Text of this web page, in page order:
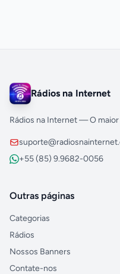
Rádios na Internet
Rádios na Internet — O
+55 (85) 9.9682-0056
Outras páginas
Categorias
Rádios
Nossos Banners
Contate-nos